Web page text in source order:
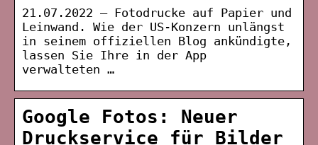
21.07.2022 — Fotodrucke auf Papier und
Leinwand. Wie der US-Konzern unlängst
in seinem offiziellen Blog ankündigte,
lassen Sie Ihre in der App
verwalteten …
Google Fotos: Neuer
Druckservice für Bilder